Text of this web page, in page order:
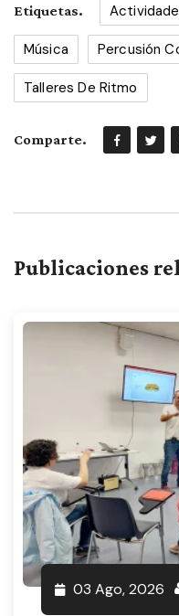
Etiquetas.
Música Percusión
Talleres De Ritmo
Comparte.
Publicaciones
03 Ago, 2026